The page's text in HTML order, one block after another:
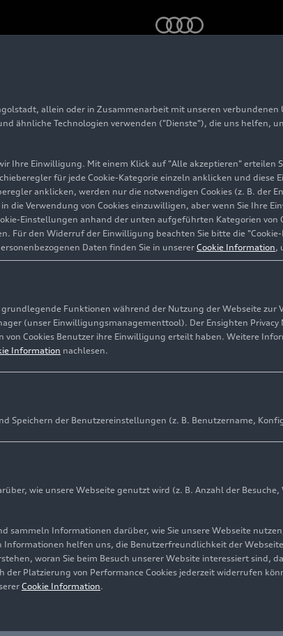
and Inclusion
der Audi Group
allein oder in Zusammenarbeit mit unseren
ähnliche Technologien verwenden ("Dienste"), die uns helfen,
Ihre Einwilligung. Mit einem Klick auf "Alle akzeptieren" erteilen
für jede Cookie-Kategorie einzeln anklicken und
anklicken, werden nur die notwendigen Cookies (z. B. der
die Verwendung von Cookies einzuwilligen, aber wenn Sie Ihre
Einstellungen anhand der unten aufgeführten Kategorien
Für den Widerruf der Einwilligung beachten Sie bitte die
Daten finden Sie in unserer Cookie Information,
Funktionen während der Nutzung der Webseite zur
(unser Einwilligungsmanagementtool). Der Ensighten
Cookies Benutzer ihre Einwilligung erteilt haben. Weitere
Information nachlesen.
Speichern der Benutzereinstellungen (z. B. Benutzername,
wie unsere Webseite genutzt wird (z. B. Anzahl der
sammeln Informationen darüber, wie Sie unsere Webseite
Informationen helfen uns, die Benutzerfreundlichkeit der
woran Sie beim Besuch unserer Website interessiert sind,
der Platzierung von Performance Cookies jederzeit widerrufen
Cookie Information.